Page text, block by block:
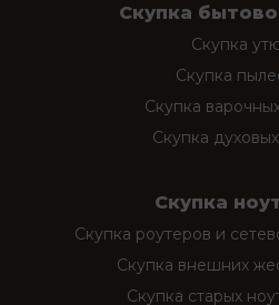
Скупка
Скупка
Скупка
Скупка
Скупка
Скупка
Скупка роутеров и
Скупка внешних
Скупка старых